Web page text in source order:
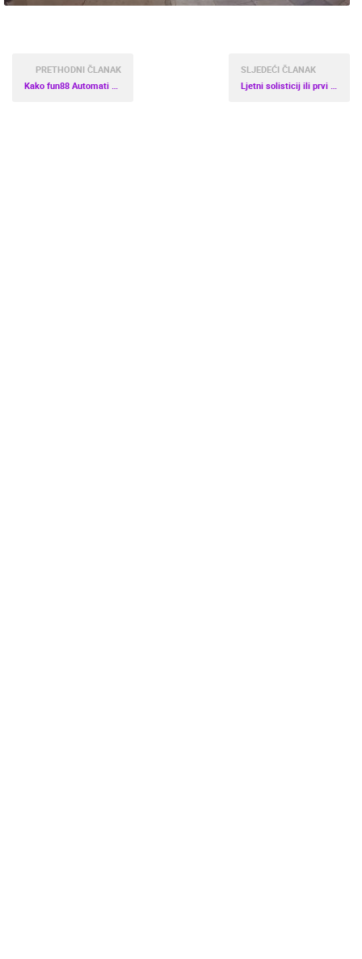
PRETHODNI ČLANAK
Kako fun88 Automati u Thailandu Integriraju Esports za Jedinstvena Iskustva Igranja
SLJEDEĆI ČLANAK
Ljetni solisticij ili prvi dan ljeta